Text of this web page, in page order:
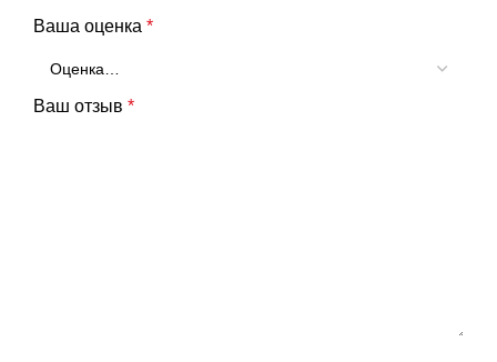
Ваша оценка *
Ваш отзыв *